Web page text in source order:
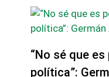
“No sé que
política”: